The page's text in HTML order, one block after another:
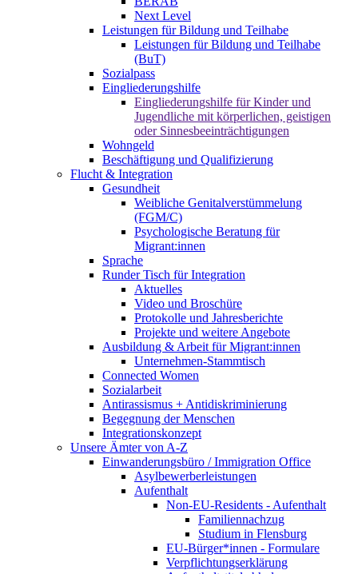
Next Level
Leistungen für Bildung und Teilhabe
Leistungen für Bildung und Teilhabe
(BuT)
Sozialpass
Eingliederungshilfe
Eingliederungshilfe für Kinder und
Jugendliche mit körperlichen, geistigen
oder Sinnesbeeinträchtigungen
Wohngeld
Beschäftigung und Qualifizierung
Flucht & Integration
Gesundheit
Weibliche Genitalverstümmelung
(FGM/C)
Psychologische Beratung für
Migrant:innen
Sprache
Runder Tisch für Integration
Aktuelles
Video und Broschüre
Protokolle und Jahresberichte
Projekte und weitere Angebote
Ausbildung & Arbeit für Migrant:innen
Unternehmen-Stammtisch
Connected Women
Sozialarbeit
Antirassismus + Antidiskriminierung
Begegnung der Menschen
Integrationskonzept
Unsere Ämter von A-Z
Einwanderungsbüro / Immigration Office
Asylbewerberleistungen
Aufenthalt
Non-EU-Residents - Aufenthalt
Familiennachzug
Studium in Flensburg
EU-Bürger*innen - Formulare
Verpflichtungserklärung